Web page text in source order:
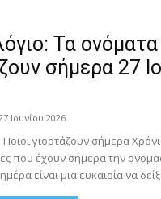
Τα
σήμερα 27
Ιουνίου 2026
Ποιοι γιορτάζουν σήμερα
που έχουν σήμερα την
είναι μια ευκαιρία να